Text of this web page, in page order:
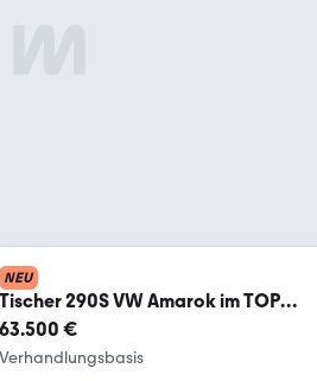
NEU
Tischer 290S VW Amarok im TOP
Zustand
63.500 €
Verhandlungsbasis